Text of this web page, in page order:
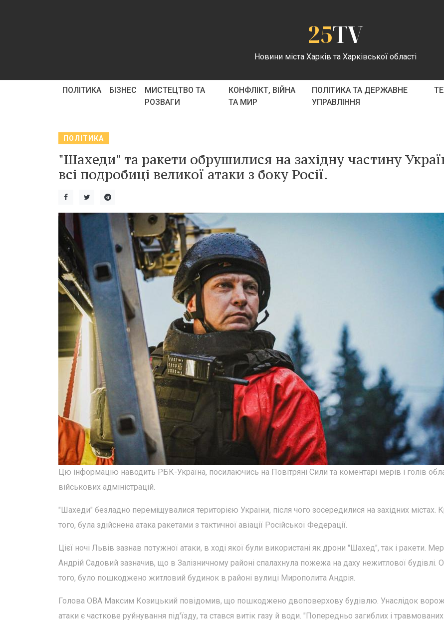
25TV
Новини міста Харків та Харківської області
ПОЛІТИКА БІЗНЕС
МИСТЕЦТВО ТА
РОЗВАГИ
КОНФЛІКТ, ВІЙНА
ТА МИР
ПОЛІТИКА ТА ДЕРЖАВНЕ
УПРАВЛІННЯ
ПОЛІТИКА
"Шахеди" та ракети обрушилися на західну частину
всі подробиці великої атаки з боку Росії.
Цю інформацію наводить РБК-Україна, посилаючись на Повітряні Сили та коментарі мерів і голів
військових адміністрацій.
"Шахеди" безладно переміщувалися територією України, після чого зосередилися на західних містах.
того, була здійснена атака ракетами з тактичної авіації Російської Федерації.
Цієї ночі Львів зазнав потужної атаки, в ході якої були використані як дрони "Шахед", так і ракети. Мер
Андрій Садовий зазначив, що в Залізничному районі спалахнула пожежа на даху нежитлової будівлі.
того, було пошкоджено житловий будинок в районі вулиці Мирополита Андрія.
Голова ОВА Максим Козицький повідомив, що пошкоджено двоповерхову будівлю. Унаслідок
атаки є часткове руйнування під'їзду, та стався витік газу й води. "Попередньо загиблих і